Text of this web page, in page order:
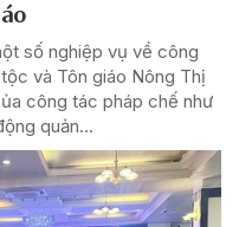
số nghiệp vụ về công
và Tôn giáo Nông Thị
công tác pháp chế như
quản...